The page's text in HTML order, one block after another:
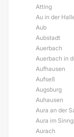
Atting
Au in der
Aub
Aubstadt
Auerbach
Auerbach in
Aufhausen
Aufseß
Augsburg
Auhausen
Aura an der
Aura im
Aurach